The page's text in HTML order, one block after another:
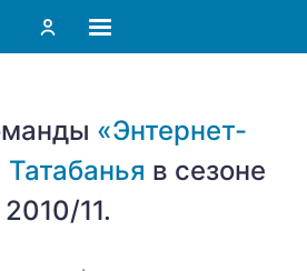
«Энтернет-
в сезоне
2010/11.